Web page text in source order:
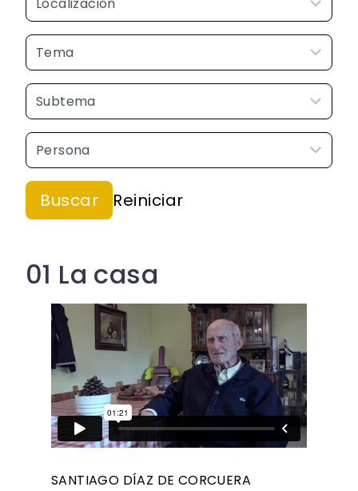
01 La casa
SANTIAGO DÍAZ DE CORCUERA